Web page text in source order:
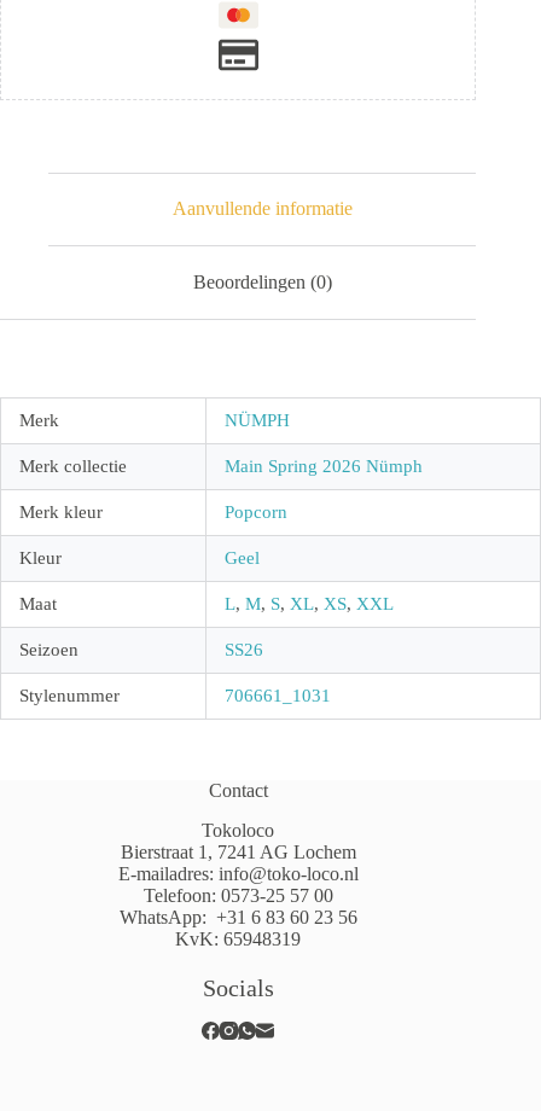
Aanvullende informatie
Beoordelingen (0)
Merk NÜMPH
Merk collectie Main Spring 2026 Nümph
Merk kleur Popcorn
Kleur Geel
Maat L, M, S, XL, XS, XXL
Seizoen SS26
Stylenummer 706661_1031
Contact
Tokoloco
Bierstraat 1, 7241 AG Lochem
E-mailadres: info@toko-loco.nl
Telefoon: 0573-25 57 00
WhatsApp: +31 6 83 60 23 56
KvK: 65948319
Socials